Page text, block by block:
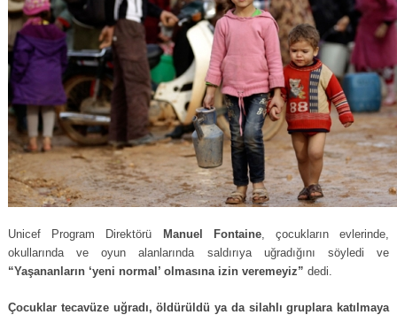
Unicef Program Direktörü Manuel Fontaine, çocukların evlerinde,
okullarında ve oyun alanlarında saldırıya uğradığını söyledi ve
“Yaşananların ‘yeni normal’ olmasına izin veremeyiz” dedi.
Çocuklar tecavüze uğradı, öldürüldü ya da silahlı gruplara katılmaya